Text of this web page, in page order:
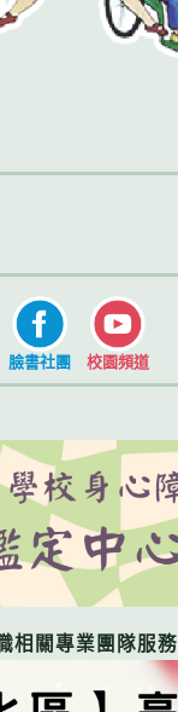
臉書社團 校園頻道
相關專業團隊服務